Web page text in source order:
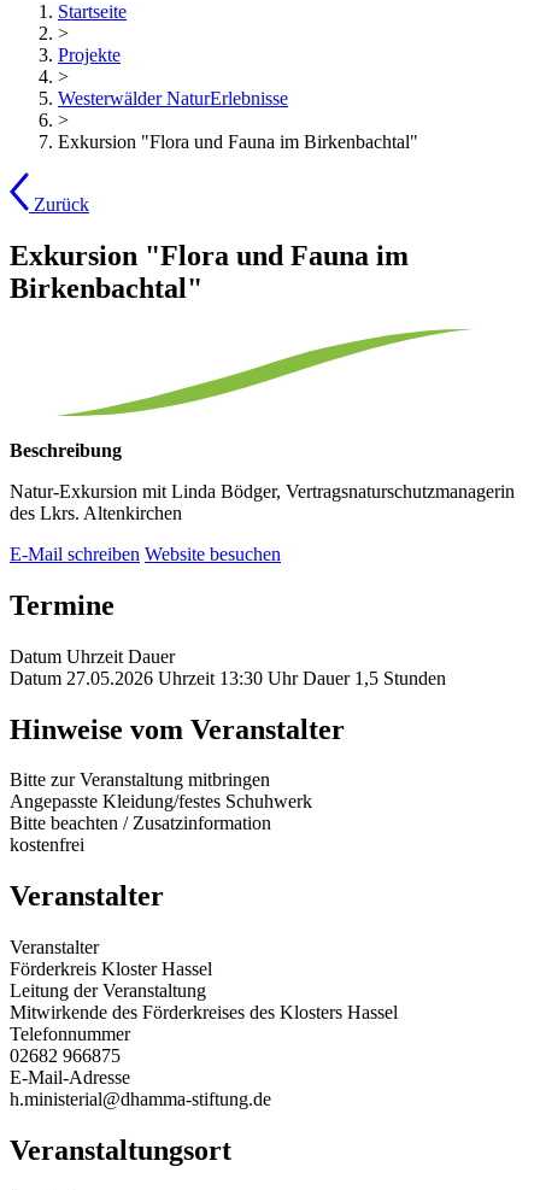
Startseite
>
Projekte
>
Westerwälder NaturErlebnisse
>
Exkursion "Flora und Fauna im Birkenbachtal"
Zurück
Exkursion "Flora und Fauna im
Birkenbachtal"
Beschreibung
Natur-Exkursion mit Linda Bödger, Vertragsnaturschutzmanagerin
des Lkrs. Altenkirchen
E-Mail schreiben Website besuchen
Termine
Datum Uhrzeit Dauer
Datum 27.05.2026 Uhrzeit 13:30 Uhr Dauer 1,5 Stunden
Hinweise vom Veranstalter
Bitte zur Veranstaltung mitbringen
Angepasste Kleidung/festes Schuhwerk
Bitte beachten / Zusatzinformation
kostenfrei
Veranstalter
Veranstalter
Förderkreis Kloster Hassel
Leitung der Veranstaltung
Mitwirkende des Förderkreises des Klosters Hassel
Telefonnummer
02682 966875
E-Mail-Adresse
h.ministerial@dhamma-stiftung.de
Veranstaltungsort